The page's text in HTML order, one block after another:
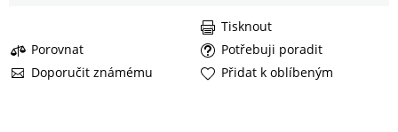
Porovnat
Potřebuji poradit
Doporučit známému
Tisknout
Přidat k oblíbeným